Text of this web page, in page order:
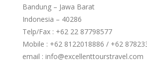
Bandung – Jawa Barat
Indonesia – 40286
Telp/Fax : +62 22 87798577
Mobile : +62 8122018886 / +62
email : info@excellenttourstravel.com